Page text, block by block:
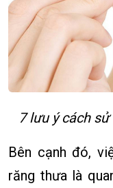
7 lưu ý cách
Bên cạnh đó,
răng thưa là